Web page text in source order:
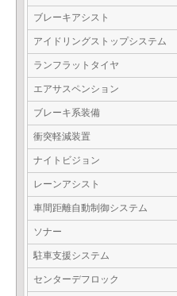
ブレーキアシスト
アイドリングストップシステム
ランフラットタイヤ
エアサスペンション
ブレーキ系装備
衝突軽減装置
ナイトビジョン
レーンアシスト
車間距離自動制御システム
ソナー
駐車支援システム
センターデフロック